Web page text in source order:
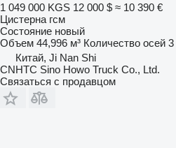
1 049 000 KGS 12 000 $ ≈ 10 390 €
Цистерна гсм
Состояние новый
Объем 44,996 м³ Количество осей 3
Китай, Ji Nan Shi
CNHTC Sino Howo Truck Co., Ltd.
Связаться с продавцом